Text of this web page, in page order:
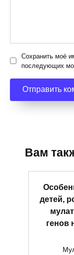
Сохранить моё
последующих
Вам
детей,
генов